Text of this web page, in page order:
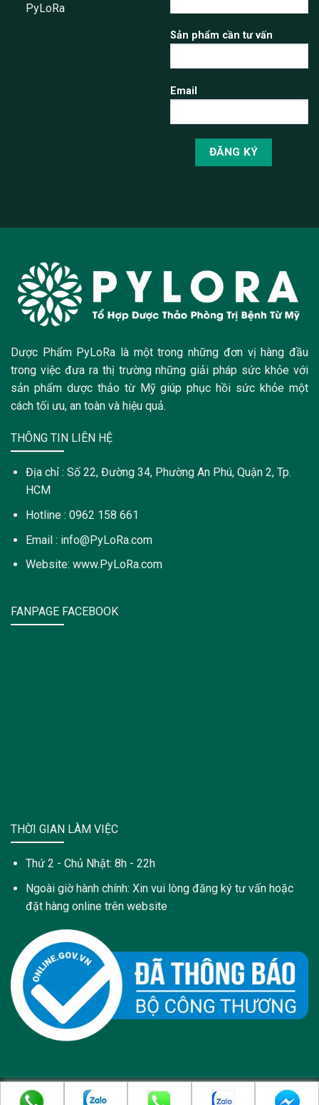
PyLoRa
Sản phẩm cần tư vấn
Email
Dược Phẩm PyLoRa là một trong những đơn vị hàng đầu
trong việc đưa ra thị trường những giải pháp sức khỏe với
sản phẩm dược thảo từ Mỹ giúp phục hồi sức khỏe một
cách tối ưu, an toàn và hiệu quả.
THÔNG TIN LIÊN HỆ
Địa chỉ : Số 22, Đường 34, Phường An Phú, Quận 2, Tp.
HCM
Hotline : 0962 158 661
Email : info@PyLoRa.com
Website: www.PyLoRa.com
FANPAGE FACEBOOK
THỜI GIAN LÀM VIỆC
Thứ 2 - Chủ Nhật: 8h - 22h
Ngoài giờ hành chính: Xin vui lòng đăng ký tư vấn hoặc
đặt hàng online trên website
Copyright 2021 © Trang web này được sở hữu và quản lý bởi: